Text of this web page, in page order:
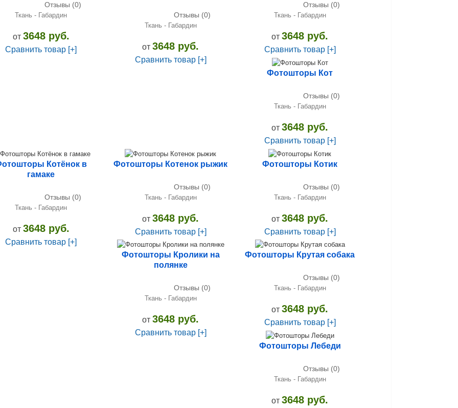
Отзывы (0)
Ткань - Габардин
от 3648 руб.
Сравнить товар [+]
Отзывы (0)
Ткань - Габардин
от 3648 руб.
Сравнить товар [+]
Отзывы (0)
Ткань - Габардин
от3648 руб.
Сравнить товар [+]
Фотошторы Кот
Отзывы (0)
Ткань - Габардин
от3648 руб.
Сравнить товар [+]
Котёнок в
гамаке
Отзывы (0)
Ткань - Габардин
от 3648 руб.
Сравнить товар [+]
Фотошторы Котенок рыжик
Отзывы (0)
Ткань - Габардин
от 3648 руб.
Сравнить товар [+]
Фотошторы Котик
Отзывы (0)
Ткань - Габардин
от3648 руб.
Сравнить товар [+]
Фотошторы Кролики на
полянке
Отзывы (0)
Ткань - Габардин
от 3648 руб.
Сравнить товар [+]
Фотошторы Крутая собака
Отзывы (0)
Ткань - Габардин
от3648 руб.
Сравнить товар [+]
Фотошторы Лебеди
Отзывы (0)
Ткань - Габардин
от3648 руб.